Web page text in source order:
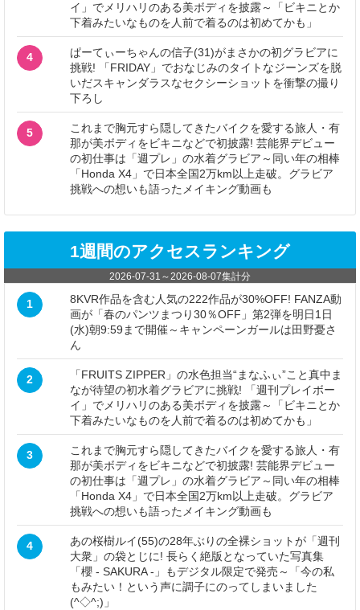
イ」でメリハリのある美ボディを披露～「ビキニとか
下着みたいなものを人前で着るのは初めてかも」
4
ぱーてぃーちゃんの信子(31)がまさかの初グラビアに
挑戦! 「FRIDAY」でおなじみのタイトなジーンズを脱
いだスキャンダラスなセクシーショットを衝撃の撮り
下ろし
5
これまで胸元すら隠してきたバイクを愛する旅人・有
那が美ボディをビキニなどで初披露! 芸能界デビュー
の初仕事は「週プレ」の水着グラビア～同い年の相棒
「Honda X4」で日本全国2万km以上走破。グラビア
挑戦への想いも語ったメイキング動画も
1週間のアクセスランキング
2026-07-31 ～2026-08-07集計分
1
8KVR作品を含む人気の222作品が30%OFF! FANZA動
画が「春のパンツまつり30％OFF」第2弾を明日1日
(水)朝9:59まで開催～キャンペーンガールは田野憂さ
ん
2
「FRUITS ZIPPER」の水色担当“まなふぃ”こと真中ま
なが待望の初水着グラビアに挑戦! 「週刊プレイボー
イ」でメリハリのある美ボディを披露～「ビキニとか
下着みたいなものを人前で着るのは初めてかも」
3
これまで胸元すら隠してきたバイクを愛する旅人・有
那が美ボディをビキニなどで初披露! 芸能界デビュー
の初仕事は「週プレ」の水着グラビア～同い年の相棒
「Honda X4」で日本全国2万km以上走破。グラビア
挑戦への想いも語ったメイキング動画も
4
あの桜樹ルイ(55)の28年ぶりの全裸ショットが「週刊
大衆」の袋とじに! 長らく絶版となっていた写真集
「櫻 - SAKURA -」もデジタル限定で発売～「今の私
もみたい！という声に調子にのってしまいました
(^◇^;)」